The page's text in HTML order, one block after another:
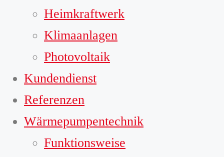
Heimkraftwerk
Klimaanlagen
Photovoltaik
Kundendienst
Referenzen
Wärmepumpentechnik
Funktionsweise